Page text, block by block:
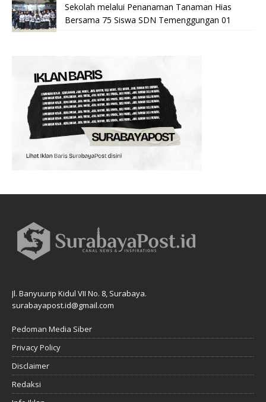
Sekolah melalui Penanaman Tanaman Hias
Bersama 75 Siswa SDN Temenggungan 01
Jl. Banyuurip Kidul VII No. 8, Surabaya.
surabayapost.id@gmail.com
Pedoman Media Siber
Privacy Policy
Disclaimer
Redaksi